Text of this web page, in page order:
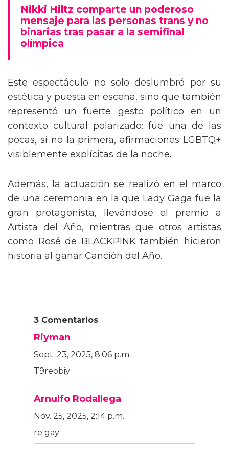
Nikki Hiltz comparte un poderoso
mensaje para las personas trans y no
binarias tras pasar a la semifinal
olímpica
Este espectáculo no solo deslumbró por su
estética y puesta en escena, sino que también
representó un fuerte gesto político en un
contexto cultural polarizado: fue una de las
pocas, si no la primera, afirmaciones LGBTQ+
visiblemente explícitas de la noche.
Además, la actuación se realizó en el marco
de una ceremonia en la que Lady Gaga fue la
gran protagonista, llevándose el premio a
Artista del Año, mientras que otros artistas
como Rosé de BLACKPINK también hicieron
historia al ganar Canción del Año.
3 Comentarios
Riyman
Sept. 23, 2025, 8:06 p.m.
T9reobiy
Arnulfo Rodallega
Nov. 25, 2025, 2:14 p.m.
re gay